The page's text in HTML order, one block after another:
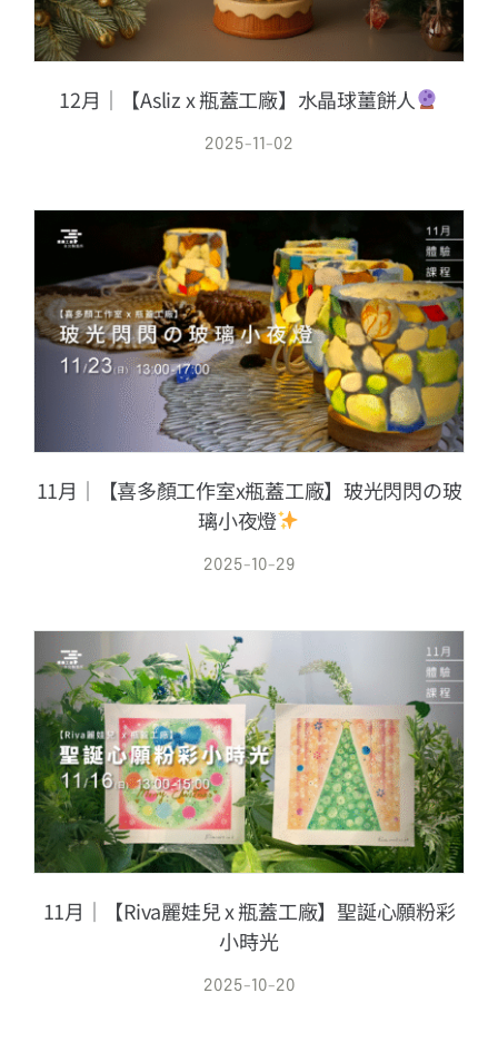
12月｜【Asliz x 瓶蓋工廠】水晶球薑餅人
2025-11-02
11月｜【喜多顏工作室x瓶蓋工廠】玻光閃閃の玻
璃小夜燈
2025-10-29
11月｜【Riva麗娃兒 x 瓶蓋工廠】聖誕心願粉彩
小時光
2025-10-20